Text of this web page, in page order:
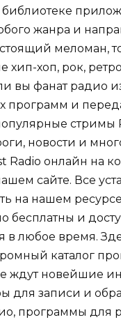
жанра и
меломан,
хип-хоп, рок,
вы фанат радио
программ и
стримы
новости и
Radio онлайн на
сайте. Все
на нашем
бесплатны и
в любое время.
каталог
ждут новейшие
для записи и
программы для